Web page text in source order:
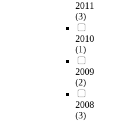
2011
(3)
2010
(1)
2009
(2)
2008
(3)